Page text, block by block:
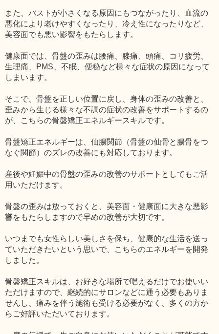
また、バストが小さくなる原因にもつながったり、血流の
悪化により老けやすくなったり、冷え性になったりなど、
美容面でも悪い影響をもたらします。
健康面では、骨盤の歪みは腰痛、膝痛、頭痛、コリ疲労、
生理痛、PMS、不眠、便秘など様々な症状の原因になって
しまいます。
そこで、骨盤を正しい位置に戻し、身体の歪みの改善と、
歪みから生じる様々な不調の症状の改善をサポートするの
が、こちらの骨盤矯正エネルギースキルです。
骨盤矯正エネルギーは、仙腸関節（骨盤の仙骨と腸骨をつ
なぐ関節）のズレの改善にも対応しております。
産後や妊娠中の骨盤の歪みの改善のサポートとしてもご活
用いただけます。
骨盤の歪みは放っておくと、美容面・健康面に大きな悪影
響をもたらしますので早めの改善が大切です。
いつまでも女性らしい美しさを保ち、健康的な生活を送っ
ていただきたいという思いで、こちらのエネルギーを開発
しました。
骨盤矯正スキルは、お好きな場所で唱えるだけでお使いい
ただけますので、継続的にサロンなどに通う必要もありま
せんし、痛みを伴う施術も受ける必要がなく、多くの方か
らご好評いただいております。